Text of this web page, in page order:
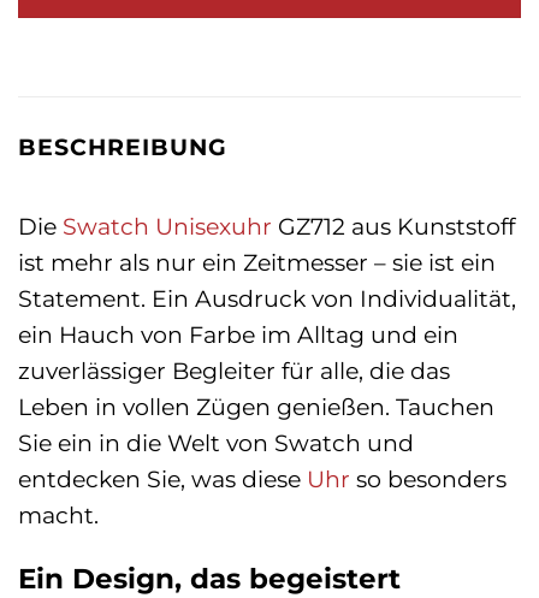
BESCHREIBUNG
Die Swatch Unisexuhr GZ712 aus Kunststoff
ist mehr als nur ein Zeitmesser – sie ist ein
Statement. Ein Ausdruck von Individualität,
ein Hauch von Farbe im Alltag und ein
zuverlässiger Begleiter für alle, die das
Leben in vollen Zügen genießen. Tauchen
Sie ein in die Welt von Swatch und
entdecken Sie, was diese Uhr so besonders
macht.
Ein Design, das begeistert